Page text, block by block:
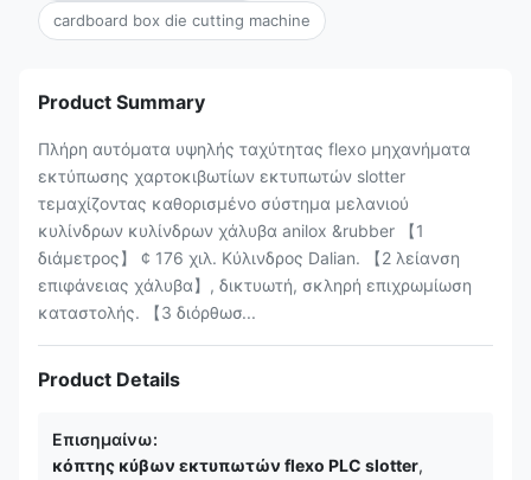
cardboard box die cutting machine
Product Summary
Πλήρη αυτόματα υψηλής ταχύτητας flexo μηχανήματα
εκτύπωσης χαρτοκιβωτίων εκτυπωτών slotter
τεμαχίζοντας καθορισμένο σύστημα μελανιού
κυλίνδρων κυλίνδρων χάλυβα anilox &rubber 【1
διάμετρος】 ¢ 176 χιλ. Κύλινδρος Dalian. 【2 λείανση
επιφάνειας χάλυβα】, δικτυωτή, σκληρή επιχρωμίωση
καταστολής. 【3 διόρθωσ...
Product Details
Επισημαίνω:
κόπτης κύβων εκτυπωτών flexo PLC slotter,